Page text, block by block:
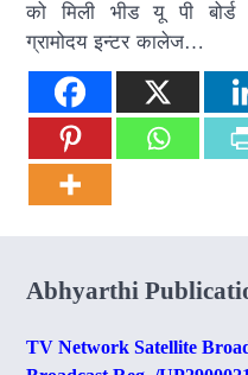
को मिली भीड यू पी बोर्ड
ग्रामोदय इन्टर कालेज…
Abhyarthi
TV Network Satellite